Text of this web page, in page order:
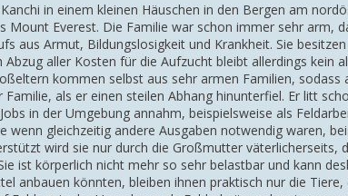
in einem kleinen Häuschen in den Bergen am
Everest. Die Familie war schon immer sehr arm,
aus Armut, Bildungslosigkeit und Krankheit. Sie
aller Kosten für die Aufzucht bleibt allerdings kein
kommen selbst aus sehr armen Familien, sodass
als er einen steilen Abhang hinunterfiel. Er litt
in der Umgebung annahm, beispielsweise als
gleichzeitig andere Ausgaben notwendig waren,
wird sie nur durch die Großmutter väterlicherseits,
ist körperlich nicht mehr so sehr belastbar und kann
anbauen könnten, bleiben ihnen praktisch nur die Tiere,